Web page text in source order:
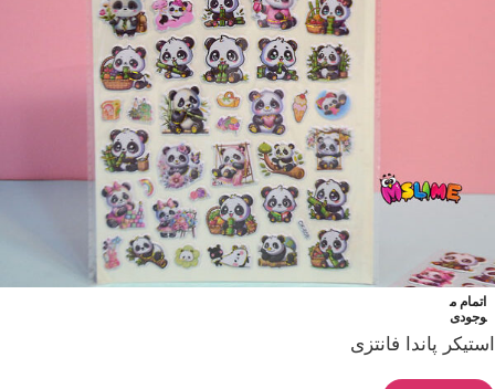
اتمام م
وجودی
استیکر پاندا فانتزی